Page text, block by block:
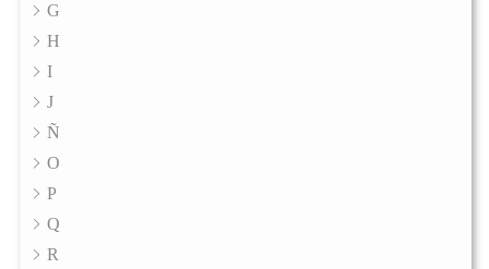
G
H
I
J
Ñ
O
P
Q
R